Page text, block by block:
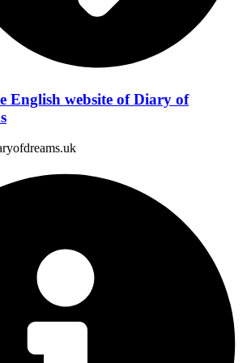
English website of Diary of